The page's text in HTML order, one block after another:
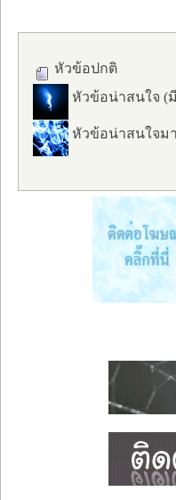
หัวข้อปกติ
หัวข้อน่าสนใจ (
หัวข้อน่าสนใจม